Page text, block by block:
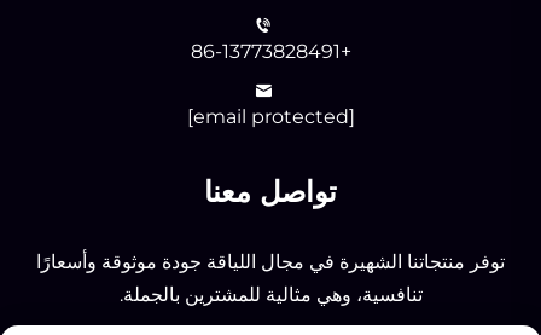
+86-13773828491
[email protected]
تواصل معنا
توفر منتجاتنا الشهيرة في مجال اللياقة جودة موثوقة وأسعارًا
تنافسية، وهي مثالية للمشترين بالجملة.